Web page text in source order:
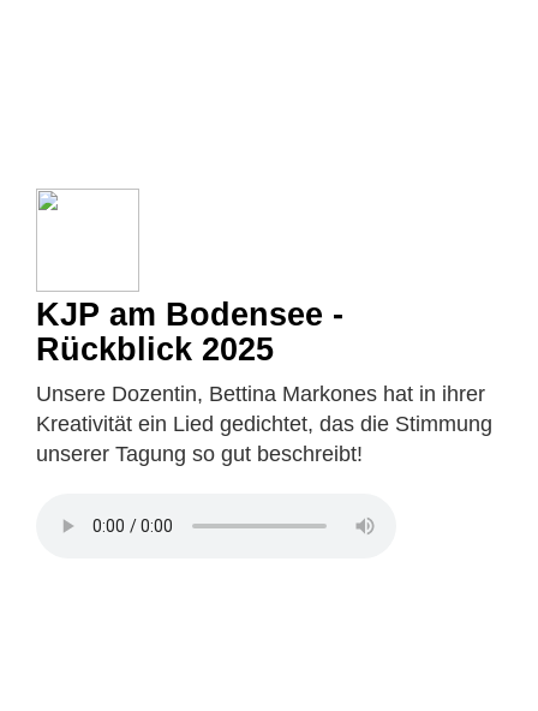
KJP am Bodensee -
Rückblick 2025
Unsere Dozentin, Bettina Markones hat in ihrer
Kreativität ein Lied gedichtet, das die Stimmung
unserer Tagung so gut beschreibt!